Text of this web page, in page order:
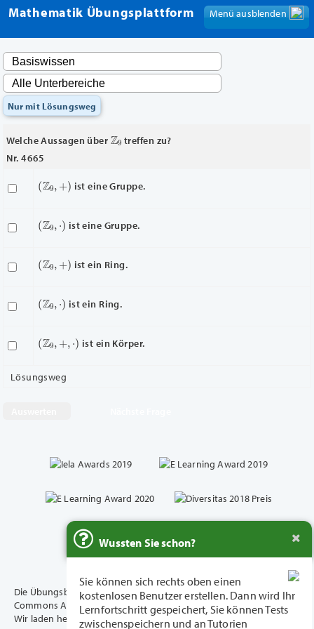
Mathematik Übungsplattform Menü anzeigen
Menü ausblenden
Nur mit Lösungsweg
Welche Aussagen über Z9 treffen zu?
Nr. 4665
(Z9 ) ist eine Gruppe.
(Z9 ) ist eine Gruppe.
(Z9 ) ist ein Ring.
(Z9 ) ist ein Ring.
(Z9 ) ist ein Körper.
Lösungsweg
Die Übungsbeispiele dieser Plattform unterliegen der Creative
Commons Attribution 4.0 International (CC BY 4.0) - Lizensierung.
Wir laden herzlich zur Nutzung in diesem Rahmen ein.
Wussten Sie schon?
Sie können sich rechts oben einen
kostenlosen Benutzer erstellen. Dann wird Ihr
Lernfortschritt gespeichert, Sie können Tests
zwischenspeichern und an Tutorien